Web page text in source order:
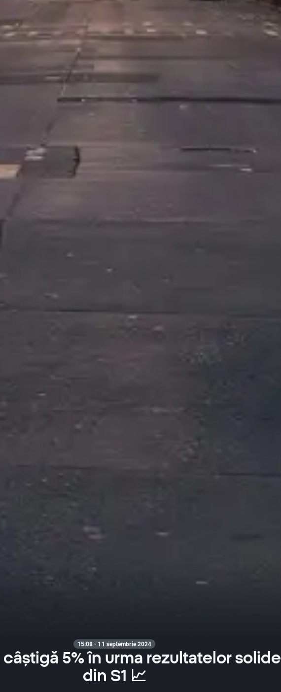
15:08 · 11 septembrie 2024
5% în urma rezultatelor solide
din S1 📈